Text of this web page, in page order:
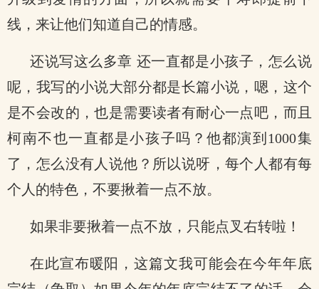
线，来让他们知道自己的情感。
还说写这么多章 还一直都是小孩子，怎么说
呢，我写的小说大部分都是长篇小说，嗯，这个
是不会改的，也是需要读者有耐心一点吧，而且
柯南不也一直都是小孩子吗？他都演到1000集
了，怎么没有人说他？所以说呀，每个人都有每
个人的特色，不要揪着一点不放。
如果非要揪着一点不放，只能点叉右转啦！
在此宣布暖阳，这篇文我可能会在今年年底